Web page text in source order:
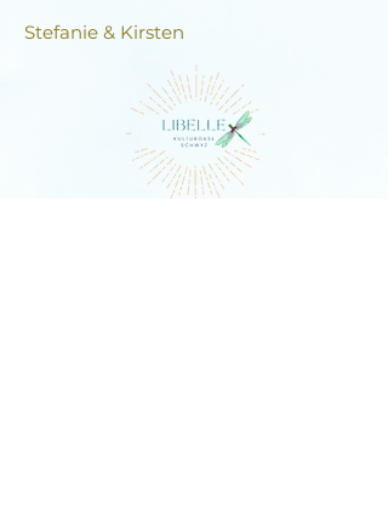
Stefanie & Kirsten